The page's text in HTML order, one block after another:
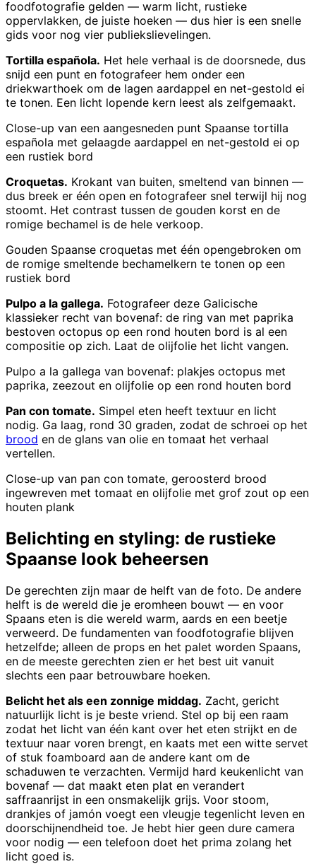
foodfotografie gelden — warm licht, rustieke
oppervlakken, de juiste hoeken — dus hier is een snelle
gids voor nog vier publiekslievelingen.
Tortilla española. Het hele verhaal is de doorsnede, dus
snijd een punt en fotografeer hem onder een
driekwarthoek om de lagen aardappel en net-gestold ei
te tonen. Een licht lopende kern leest als zelfgemaakt.
Close-up van een aangesneden punt Spaanse tortilla
española met gelaagde aardappel en net-gestold ei op
een rustiek bord
Croquetas. Krokant van buiten, smeltend van binnen —
dus breek er één open en fotografeer snel terwijl hij nog
stoomt. Het contrast tussen de gouden korst en de
romige bechamel is de hele verkoop.
Gouden Spaanse croquetas met één opengebroken om
de romige smeltende bechamelkern te tonen op een
rustiek bord
Pulpo a la gallega. Fotografeer deze Galicische
klassieker recht van bovenaf: de ring van met paprika
bestoven octopus op een rond houten bord is al een
compositie op zich. Laat de olijfolie het licht vangen.
Pulpo a la gallega van bovenaf: plakjes octopus met
paprika, zeezout en olijfolie op een rond houten bord
Pan con tomate. Simpel eten heeft textuur en licht
nodig. Ga laag, rond 30 graden, zodat de schroei op het
brood en de glans van olie en tomaat het verhaal
vertellen.
Close-up van pan con tomate, geroosterd brood
ingewreven met tomaat en olijfolie met grof zout op een
houten plank
Belichting en styling: de rustieke
Spaanse look beheersen
De gerechten zijn maar de helft van de foto. De andere
helft is de wereld die je eromheen bouwt — en voor
Spaans eten is die wereld warm, aards en een beetje
verweerd. De fundamenten van foodfotografie blijven
hetzelfde; alleen de props en het palet worden Spaans,
en de meeste gerechten zien er het best uit vanuit
slechts een paar betrouwbare hoeken.
Belicht het als een zonnige middag. Zacht, gericht
natuurlijk licht is je beste vriend. Stel op bij een raam
zodat het licht van één kant over het eten strijkt en de
textuur naar voren brengt, en kaats met een witte servet
of stuk foamboard aan de andere kant om de
schaduwen te verzachten. Vermijd hard keukenlicht van
bovenaf — dat maakt eten plat en verandert
saffraanrijst in een onsmakelijk grijs. Voor stoom,
drankjes of jamón voegt een vleugje tegenlicht leven en
doorschijnendheid toe. Je hebt hier geen dure camera
voor nodig — een telefoon doet het prima zolang het
licht goed is.